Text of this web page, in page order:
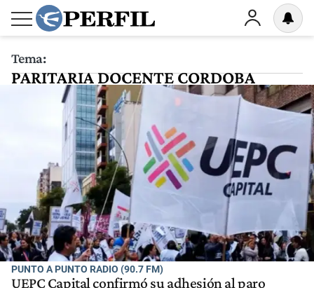
Tema:
PARITARIA DOCENTE CORDOBA
PUNTO A PUNTO RADIO (90.7 FM)
UEPC Capital confirmó su adhesión al paro